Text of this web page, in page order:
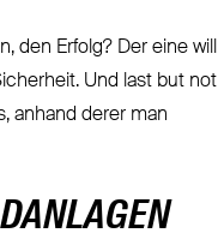
den Erfolg? Der eine will
Und last but not
anhand derer man